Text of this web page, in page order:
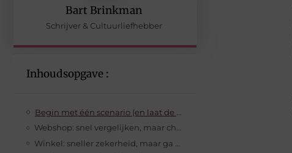
Bart Brinkman
Schrijver & Cultuurliefhebber
Inhoudsopgave :
Webshop: snel vergelijken, maar check pasvorm en stof slim